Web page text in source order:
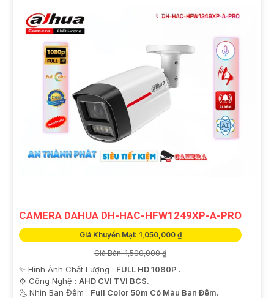
năng thông minh và độ tin cậy.💖5:Nếu bạn muốn tìm
camera Dahua giá rẻ, bạn có thể tham khảo trên các
website thương mại điện tử hoặc tại các cửa hàng điện
Hy vọng rằng những thông tin trên sẽ giúp bạn chọn
lựa được Camera Dahua chính hãng, giá rẻ và chất
lượng. Nếu bạn có thêm câu hỏi hoặc cần tư vấn thêm,
đừng ngần ngại để lại Cung cấp cho công trình biết.
CAMERA DAHUA DH-HAC-HFW1249XP-A-PRO
Giá Khuyến Mại: 1,050,000 ₫
Giá Bán: 1,500,000 ₫
✨ Hình Ành Chất Lượng : FULL HD 1080P .
⚙ Công Nghệ : AHD CVI TVI BCS.
🌜 Nhìn Ban Đêm : Full Color 50m Có Màu Ban Ðêm.